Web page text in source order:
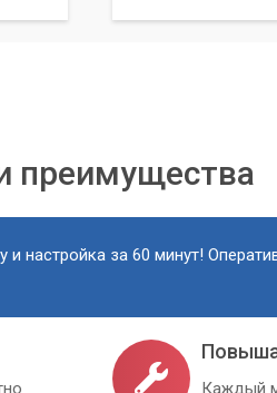
преимущества
настройка за 60 минут!
Каждый